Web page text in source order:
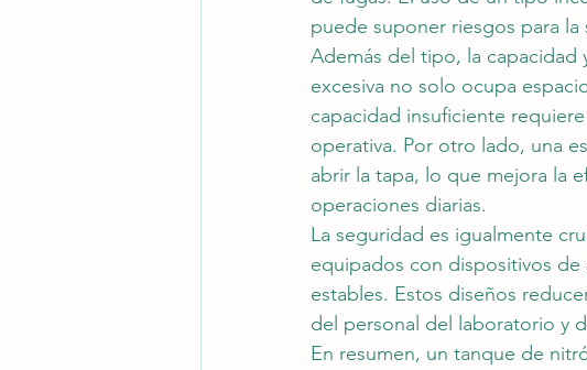
puede suponer riesgos para la
Además del tipo, la capacidad
excesiva no solo ocupa
capacidad insuficiente
operativa. Por otro lado, una
abrir la tapa, lo que mejora la
operaciones diarias.
La seguridad es igualmente
equipados con dispositivos de
estables. Estos diseños
del personal del laboratorio y
En resumen, un tanque de